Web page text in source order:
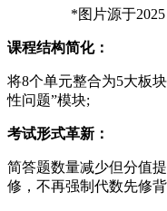
*图片源于2025
课程结构简化：
将8个单元整合为5大板
性问题”模块;
考试形式革新：
简答题数量减少但分值
修，不再强制代数先修背